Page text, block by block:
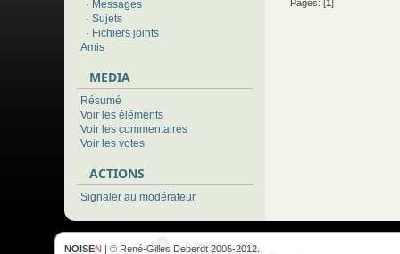
· Messages
· Sujets
· Fichiers joints
Amis
MEDIA
Résumé
Voir les éléments
Voir les commentaires
Voir les votes
ACTIONS
Signaler au modérateur
Pages: [1]
NOISEN | © René-Gilles Deberdt 2005-2012.